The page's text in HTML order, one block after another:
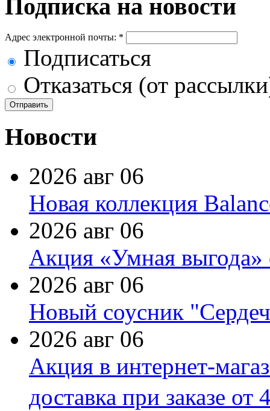
Подписка на новости
Адрес электронной почты: *
Подписаться
Отказаться (от
Новости
2026 авг 06
Новая коллекция
2026 авг 06
Акция «Умная выгода»
2026 авг 06
Новый соусник
2026 авг 06
Акция в интернет-
доставка при заказе от